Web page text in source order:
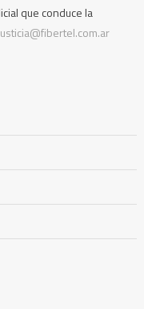
que conduce la